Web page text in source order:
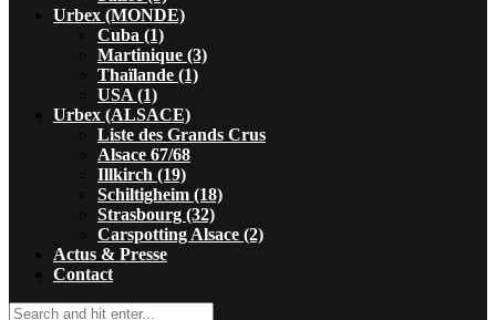
Urbex (MONDE)
Cuba (1)
Martinique (3)
Thaïlande (1)
USA (1)
Urbex (ALSACE)
Liste des Grands Crus
Alsace 67/68
Illkirch (19)
Schiltigheim (18)
Strasbourg (32)
Carspotting Alsace (2)
Actus & Presse
Contact